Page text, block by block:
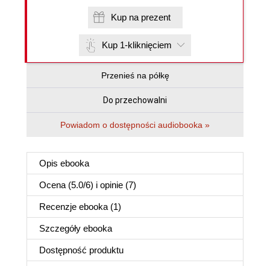
Kup na prezent
Kup 1-kliknięciem
Przenieś na półkę
Do przechowalni
Powiadom o dostępności audiobooka »
Opis ebooka
Ocena (5.0/6) i opinie (7)
Recenzje ebooka (1)
Szczegóły ebooka
Dostępność produktu